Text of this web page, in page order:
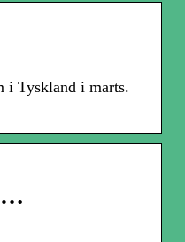
i Tyskland i marts.
…